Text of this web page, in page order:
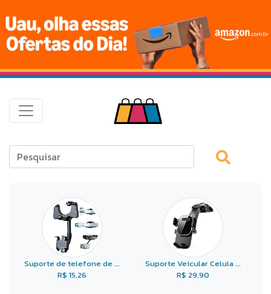
Suporte de telefone de ...
R$ 15,26
Suporte Veicular Celula ...
R$ 29,90